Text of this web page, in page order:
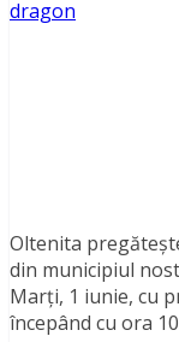
dragon
Oltenita
din municipiul
Marți, 1 iunie, cu
începând cu ora